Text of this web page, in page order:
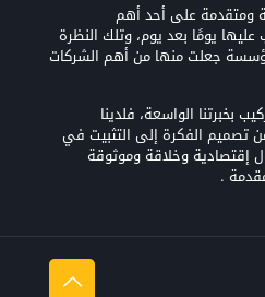
ومتقدمة على أحد أهم
يومًا بعد يوم، وتلك النظرة
جعلت منها من أهم الشركات
بخبرتنا الواسعة، فلدينا
تصميم الفكرة إلى التثبيت في
إقتصادية وخلاقة وموثوقة
.